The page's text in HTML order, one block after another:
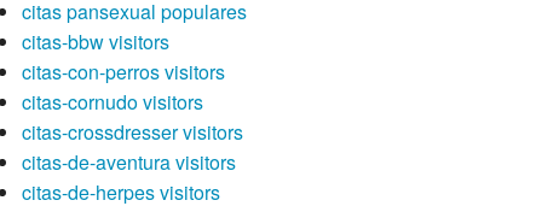
citas pansexual populares
citas-bbw visitors
citas-con-perros visitors
citas-cornudo visitors
citas-crossdresser visitors
citas-de-aventura visitors
citas-de-herpes visitors